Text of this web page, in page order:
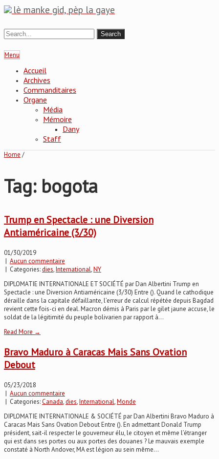
lè manke gid, pèp la gaye
Menu
Accueil
Archives
Commanditaires
Organe
Média
Mémoire
Dany
Staff
Home /
Tag: bogota
Trump en Spectacle : une Diversion
Antiaméricaine (3/30)
01/30/2019
| Aucun commentaire
| Categories:dies,International,NY
DIPLOMATIE INTERNATIONALE ET SOCIÉTÉ par Dan Albertini Trump en
Spectacle : une Diversion Antiaméricaine (3/30) Entre (). Quand le cathodique
déraille dans la capitale défaillante, l’erreur de calcul répétée depuis Bagdad
revient cette fois-ci en deal. Macron démis à Paris par le gilet jaune accuse, le
soldat de la légitimité du peuple bolivarien par rapport à...
Read More →
Bravo Maduro à Caracas Mais Sans Ovation
Debout
05/23/2018
| Aucun commentaire
| Categories:Canada,dies,International,Monde
DIPLOMATIE INTERNATIONALE & SOCIÉTÉ par Dan Albertini Bravo Maduro à
Caracas Mais Sans Ovation Debout Entre (). En admettant Donald Trump
président, sait-il respecter le gouverneur élu, le citoyen et même l’étranger
qui est dans ses portes ou aux portes des douanes ? Le mauvais exemple
constaté à North Andover, MA est légion au sein même...